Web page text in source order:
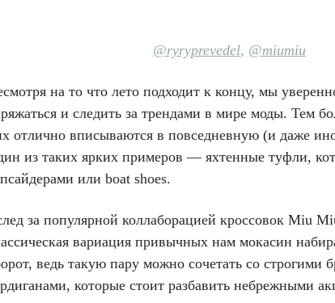
@ryryprevedel, @miumiu
на то что лето подходит к концу, мы
и следить за трендами в мире моды. Тем
отлично вписываются в повседневную (и даже
из таких ярких примеров — яхтенные туфли,
или boat shoes.
за популярной коллаборацией кроссовок Miu
вариация привычных нам мокасин
ведь такую пару можно сочетать со строгими
которые стоит разбавить небрежными